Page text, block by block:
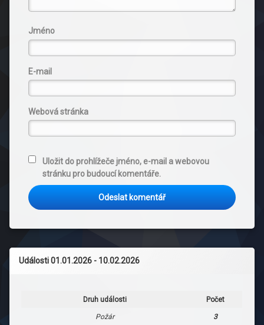
Jméno
E-mail
Webová stránka
Uložit do prohlížeče jméno, e-mail a webovou
stránku pro budoucí komentáře.
Události 01.01.2026 - 10.02.2026
Druh události Počet
Požár 3